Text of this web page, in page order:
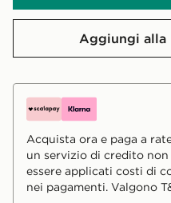
Aggiungi alla
Acquista ora e paga a
un servizio di credito
essere applicati costi di
nei pagamenti. Valgono